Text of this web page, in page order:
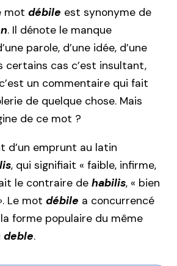
mot débile est synonyme de
. Il dénote le manque
parole, d’une idée, d’une
certains cas c’est insultant,
un commentaire qui fait
de quelque chose. Mais
de ce mot ?
d’un emprunt au latin
, qui signifiait « faible, infirme,
le contraire de habilis, « bien
Le mot débile a concurrencé
forme populaire du même
deble.